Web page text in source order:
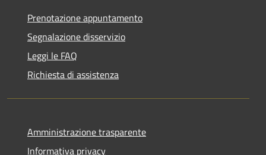
Prenotazione appuntamento
Segnalazione disservizio
Leggi le FAQ
Richiesta di assistenza
Amministrazione trasparente
Informativa privacy